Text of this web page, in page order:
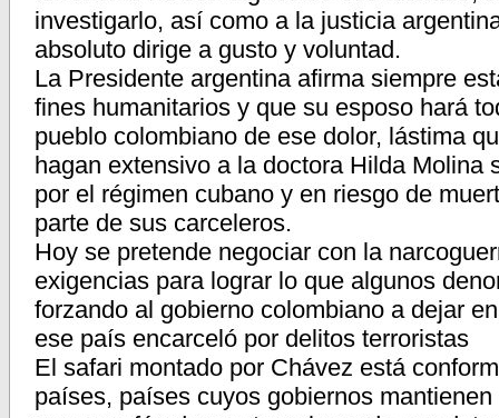
investigarlo, así como a la justicia
absoluto dirige a gusto y voluntad.
La Presidente argentina afirma siempre
fines humanitarios y que su esposo hará
pueblo colombiano de ese dolor, lástima
hagan extensivo a la doctora Hilda Molina
por el régimen cubano y en riesgo de
parte de sus carceleros.
Hoy se pretende negociar con la
exigencias para lograr lo que algunos
forzando al gobierno colombiano a dejar
ese país encarceló por delitos terroristas
El safari montado por Chávez está
países, países cuyos gobiernos